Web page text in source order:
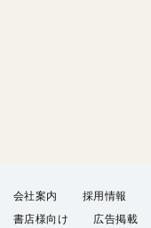
会社案内 採用情報
書店様向け
広告掲載